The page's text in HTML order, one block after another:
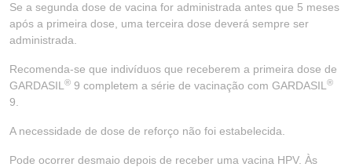
Se a segunda dose de vacina for administrada antes que 5 meses
após a primeira dose, uma terceira dose deverá sempre ser
administrada.
Recomenda-se que indivíduos que receberem a primeira dose de
GARDASIL ® 9 completem a série de vacinação com GARDASIL ®
9.
A necessidade de dose de reforço não foi estabelecida.
Pode ocorrer desmaio depois de receber uma vacina HPV. Às